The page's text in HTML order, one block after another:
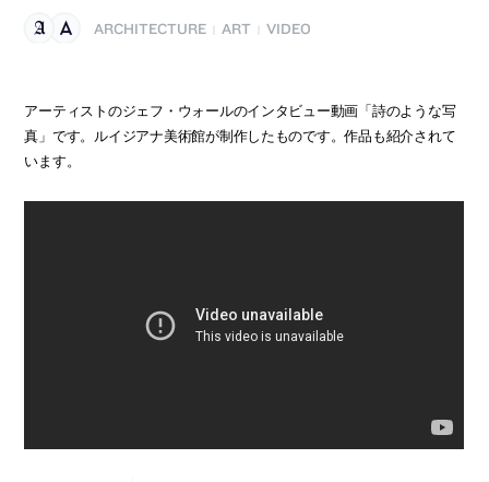
ARCHITECTURE ART VIDEO
アーティストのジェフ・ウォールのインタビュー動画「詩のような写
真」です。ルイジアナ美術館が制作したものです。作品も紹介されて
います。